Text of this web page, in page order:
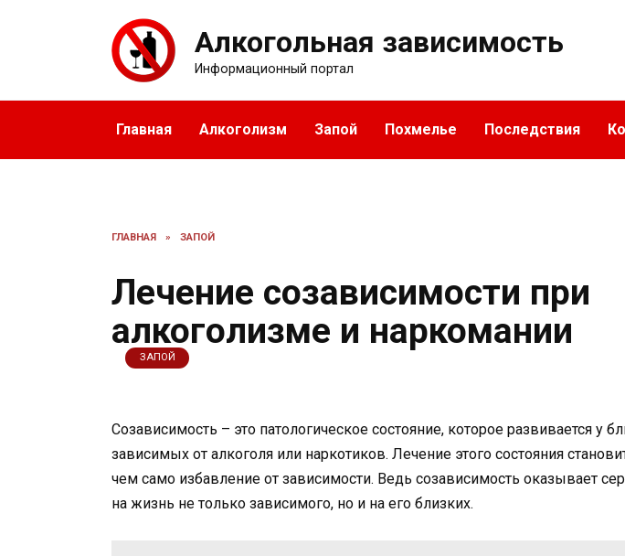
Алкогольная зависимость
Информационный портал
Главная Алкоголизм Запой Похмелье Последствия
ГЛАВНАЯ » ЗАПОЙ
Лечение созависимости при
алкоголизме и наркомании
ЗАПОЙ
Созависимость – это патологическое состояние, которое развивается у
зависимых от алкоголя или наркотиков. Лечение этого состояния
чем само избавление от зависимости. Ведь созависимость оказывает
на жизнь не только зависимого, но и на его близких.